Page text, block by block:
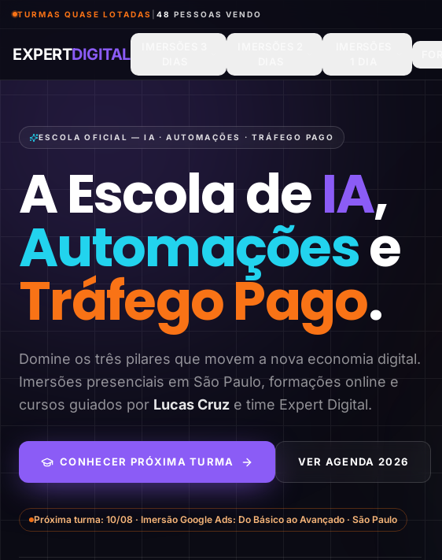
TURMAS QUASE LOTADAS 48 PESSOAS VENDO
EXPERTDIGITAL
ESCOLA OFICIAL — IA · AUTOMAÇÕES · TRÁFEGO PAGO
A Escola deIA,
Automaçõese
Tráfego Pago.
Domine os três pilares que movem a nova economia digital.
Imersões presenciais em São Paulo, formações online e
cursos guiados por Lucas Cruz e time Expert Digital.
CONHECER PRÓXIMA TURMA VER AGENDA 2026
Próxima turma: 10/08 · Imersão Google Ads: Do Básico ao Avançado · São Paulo